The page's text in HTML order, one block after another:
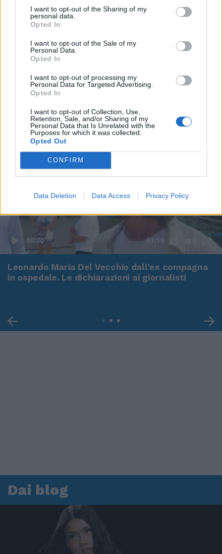
I want to opt-out of the Sharing of my
personal data.
Opted In
I want to opt-out of the Sale of my
Personal Data.
Opted In
I want to opt-out of processing my
Personal Data for Targeted Advertising.
Opted In
I want to opt-out of Collection, Use,
Retention, Sale, and/or Sharing of my
Personal Data that Is Unrelated with the
Purposes for which it was collected.
Opted Out
CONFIRM
Data Deletion Data Access Privacy Policy
00:00 01:16
Leonardo Maria Del Vecchio dall'ex compagna
in ospedale. Le dichiarazioni ai giornalisti
Dai blog